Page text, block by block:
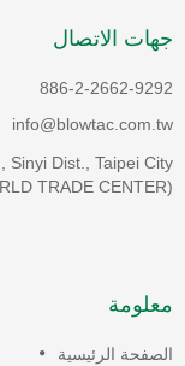
الاتصال
886-2-2662-
Sinyi Dist., Taipei
TRADE
الرئيسية